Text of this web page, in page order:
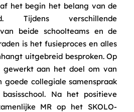
het begin het belang van de
Tijdens verschillende
beide schoolteams en de
is het fusieproces en alles
uitgebreid besproken. Op
gewerkt aan het doel om van
goede collegiale samenspraak
Na het positieve
MR op het SKOLO-